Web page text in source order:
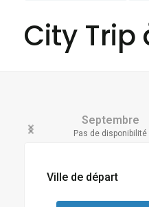
City Trip
Septembre
Pas de disponibilité
Ville de départ